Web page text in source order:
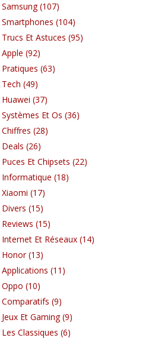
Samsung (107)
Smartphones (104)
Trucs Et Astuces (95)
Apple (92)
Pratiques (63)
Tech (49)
Huawei (37)
Systèmes Et Os (36)
Chiffres (28)
Deals (26)
Puces Et Chipsets (22)
Informatique (18)
Xiaomi (17)
Divers (15)
Reviews (15)
Internet Et Réseaux (14)
Honor (13)
Applications (11)
Oppo (10)
Comparatifs (9)
Jeux Et Gaming (9)
Les Classiques (6)